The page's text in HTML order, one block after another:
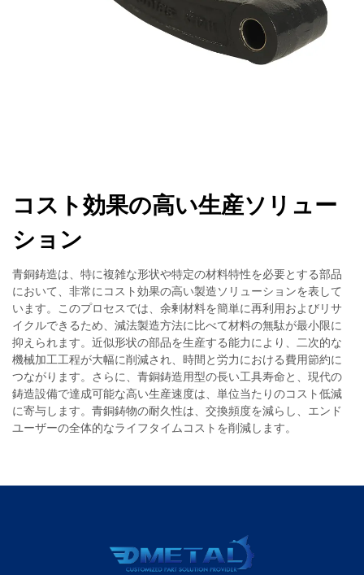
コスト効果の高い生産ソリュー
ション
青銅鋳造は、特に複雑な形状や特定の材料特性を必要とする部品
において、非常にコスト効果の高い製造ソリューションを表して
います。このプロセスでは、余剰材料を簡単に再利用およびリサ
イクルできるため、減法製造方法に比べて材料の無駄が最小限に
抑えられます。近似形状の部品を生産する能力により、二次的な
機械加工工程が大幅に削減され、時間と労力における費用節約に
つながります。さらに、青銅鋳造用型の長い工具寿命と、現代の
鋳造設備で達成可能な高い生産速度は、単位当たりのコスト低減
に寄与します。青銅鋳物の耐久性は、交換頻度を減らし、エンド
ユーザーの全体的なライフタイムコストを削減します。